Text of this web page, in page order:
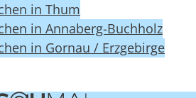
in Thum
in Annaberg-Buchholz
in Gornau / Erzgebirge